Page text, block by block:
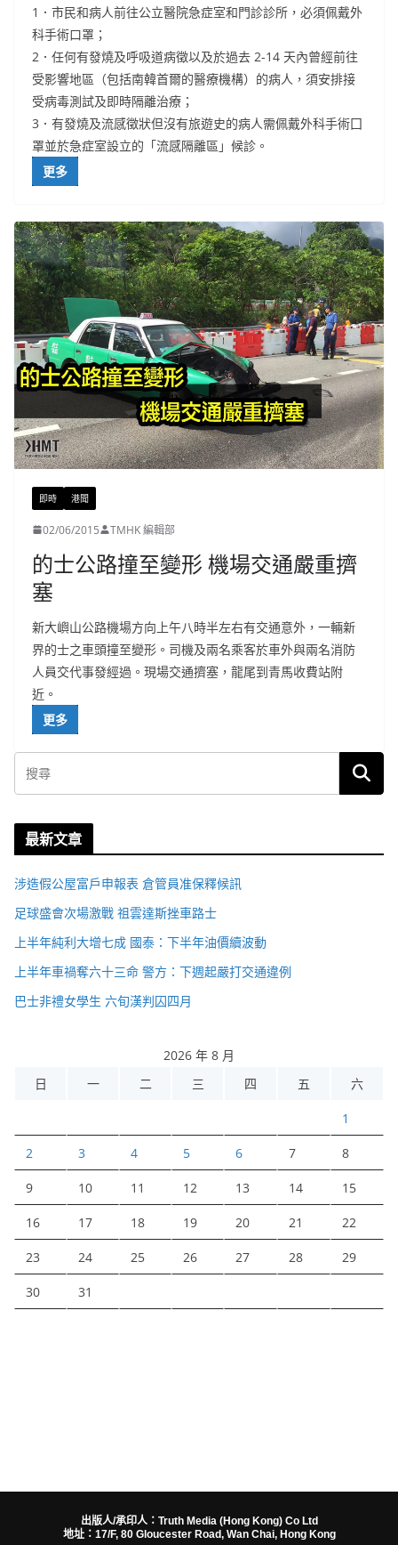
1．市民和病人前往公立醫院急症室和門診診所，必須佩戴外
科手術口罩；
2．任何有發燒及呼吸道病徵以及於過去 2-14 天內曾經前往
受影響地區（包括南韓首爾的醫療機構）的病人，須安排接
受病毒測試及即時隔離治療；
3．有發燒及流感徵狀但沒有旅遊史的病人需佩戴外科手術囗
罩並於急症室設立的「流感隔離區」候診。
更多
即時 港聞
02/06/2015 TMHK 編輯部
的士公路撞至變形 機場交通嚴重擠
塞
新大嶼山公路機場方向上午八時半左右有交通意外，一輛新
界的士之車頭撞至變形。司機及兩名乘客於車外與兩名消防
人員交代事發經過。現場交通擠塞，龍尾到青馬收費站附
近。
更多
最新文章
涉造假公屋富戶申報表 倉管員准保釋候訊
足球盛會次場激戰 祖雲達斯挫車路士
上半年純利大增七成 國泰：下半年油價續波動
上半年車禍奪六十三命 警方：下週起嚴打交通違例
巴士非禮女學生 六旬漢判囚四月
2026 年 8 月
日
一 二 三 四 五 六
1
2 3 4 5 6 7 8
9 10 11 12 13 14 15
16 17 18 19 20 21 22
23 24 25 26 27 28 29
30 31
出版人/承印人：Truth Media (Hong Kong) Co Ltd
地址：17/F, 80 Gloucester Road, Wan Chai, Hong Kong